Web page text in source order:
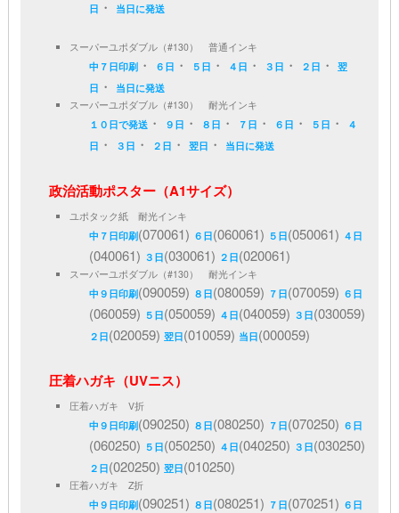
日 ・ 当日に発送
スーパーユポダブル（#130） 普通インキ
中７日印刷 ・ ６日 ・ ５日 ・ ４日 ・ ３日 ・ ２日 ・翌
日 ・
当日に発送
スーパーユポダブル（#130） 耐光インキ
１０日で発送 ・ ９日 ・ ８日 ・ ７日 ・ ６日 ・ ５日 ・
４
日 ・ ３日 ・ ２日 ・翌日 ・ 当日に発送
政治活動ポスター（A1サイズ）
ユポタック紙 耐光インキ
中７日印刷(070061) ６日(060061) ５日(050061) ４日
(040061) ３日(030061) ２日(020061)
スーパーユポダブル（#130） 耐光インキ
中９日印刷(090059) ８日(080059) ７日(070059) ６日
(060059) ５日(050059) ４日(040059) ３日(030059)
２日(020059)翌日(010059) 当日(000059)
圧着ハガキ（UVニス）
圧着ハガキ V折
中９日印刷(090250) ８日(080250) ７日(070250) ６日
(060250) ５日(050250) ４日(040250) ３日(030250)
２日(020250)翌日(010250)
圧着ハガキ Z折
中９日印刷(090251) ８日(080251) ７日(070251) ６日